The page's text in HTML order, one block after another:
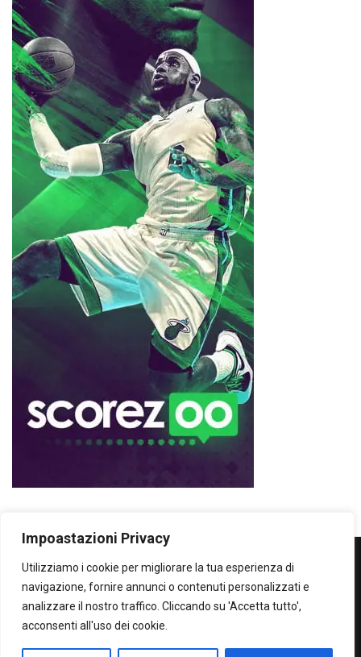
Impoastazioni Privacy
Utilizziamo i cookie per migliorare la tua esperienza di
navigazione, fornire annunci o contenuti personalizzati e
analizzare il nostro traffico. Cliccando su 'Accetta tutto',
acconsenti all'uso dei cookie.
WOWOWOW
SOLO IL MEGLIO...SECONDO ME!